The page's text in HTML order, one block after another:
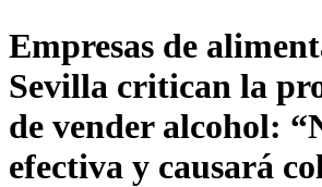
Empresas de
Sevilla critican la
de vender alcohol:
efectiva y causará